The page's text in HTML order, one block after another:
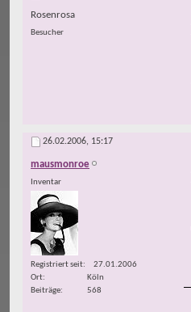
Rosenrosa
Besucher
26.02.2006, 15:17
mausmonroe
Inventar
Registriert seit
27.01.2006
Ort
Köln
Beiträge
568